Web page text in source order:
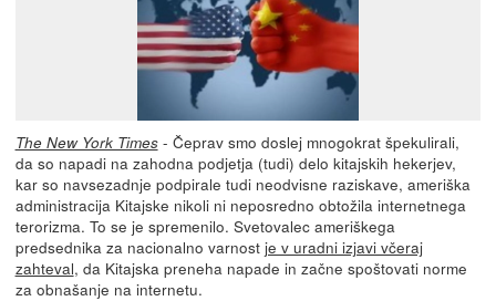
The New York Times- Čeprav smo doslej mnogokrat špekulirali,
da so napadi na zahodna podjetja (tudi) delo kitajskih hekerjev,
kar so navsezadnje podpirale tudi neodvisne raziskave, ameriška
administracija Kitajske nikoli ni neposredno obtožila internetnega
terorizma. To se je spremenilo. Svetovalec ameriškega
predsednika za nacionalno varnost je v uradni izjavi včeraj
zahteval, da Kitajska preneha napade in začne spoštovati norme
za obnašanje na internetu.